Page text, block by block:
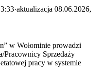
·aktualizacja 08.06.2026,
w Wołominie prowadzi
Pracownicy Sprzedaży
pracy w systemie